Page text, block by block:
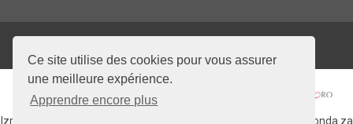
Ce site utilise des cookies pour vous assurer
une meilleure expérience.
Apprendre encore plus
Izradu web stranice sufinancirala Europska unija iz Europskog fonda za